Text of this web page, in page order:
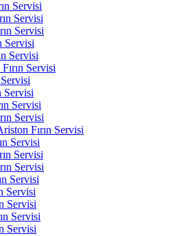
Servisi
Servisi
Servisi
Servisi
Servisi
Servisi
Servisi
Servisi
Servisi
Fırın Servisi
Servisi
Servisi
Servisi
Servisi
Servisi
Servisi
Servisi
Servisi